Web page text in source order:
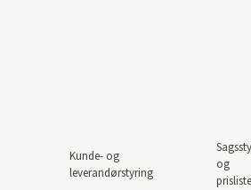
Kunde- og
leverandørstyring
og